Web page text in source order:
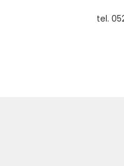
tel.